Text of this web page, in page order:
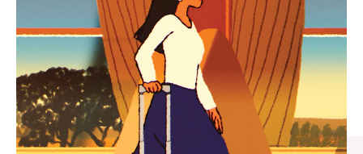
暂
停，
请
按
已
静
音，
请
点
臻礼指南
寻觅心仪的出行伴侣，与您共
享缤纷旅程